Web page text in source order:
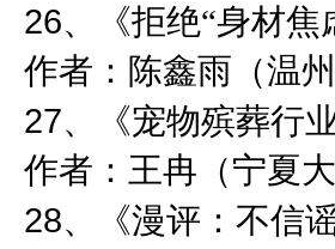
26、《拒绝“身材
作者：陈鑫雨（温州
27、《宠物殡葬行
作者：王冉（宁夏大
28、《漫评：不信